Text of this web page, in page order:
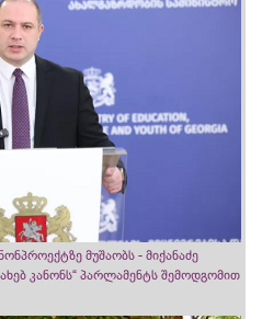
მუშაობს - მიქანაძე
კანონს“ პარლამენტს შემოდგომით